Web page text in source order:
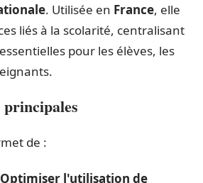
. Utilisée en France, elle
liés à la scolarité, centralisant
pour les élèves, les
de :
Optimiser l'utilisation de